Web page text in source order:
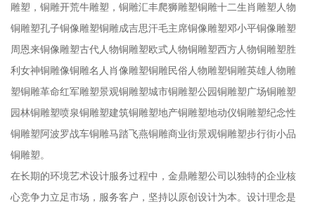
雕塑，铜雕开荒牛雕塑，铜雕汇丰爬狮雕塑铜雕十二生肖雕塑人物
铜雕塑孔子铜像雕塑铜雕成吉思汗毛主席铜像雕塑邓小平铜像雕塑
周恩来铜像雕塑古代人物铜雕塑欧式人物铜雕塑西方人物铜雕塑胜
利女神铜雕像铜雕名人肖像雕塑铜雕民俗人物雕塑铜雕英雄人物雕
塑铜雕革命红军雕塑景观铜雕塑城市铜雕塑公园铜雕塑广场铜雕塑
园林铜雕塑喷泉铜雕塑建筑铜雕塑地产铜雕塑地动仪铜雕塑纪念性
铜雕塑阿波罗战车铜雕马踏飞燕铜雕商业街景观铜雕塑步行街小品
铜雕塑。
在长期的环境艺术设计服务过程中，金鼎雕塑公司以独特的企业核
心竞争力立足市场，服务客户，坚持以原创设计为本。设计理念是